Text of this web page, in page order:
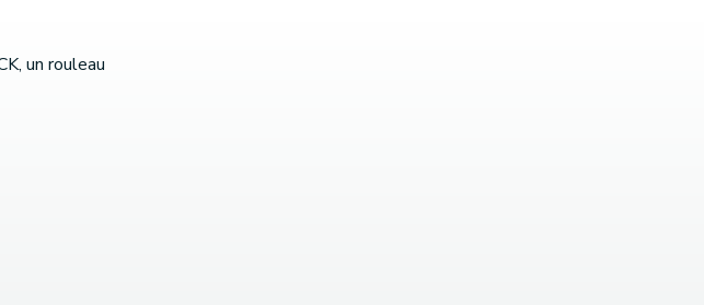
un rouleau